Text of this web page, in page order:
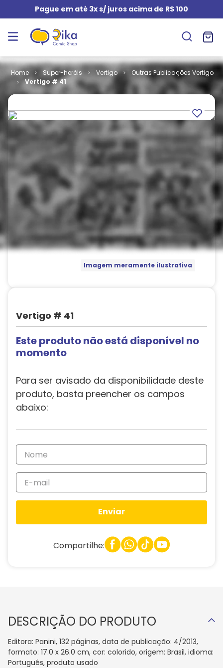
Pague em até 3x s/ juros acima de R$ 100
Super-heróis Vertigo
Outras Publicações Vertigo
Vertigo # 41
Imagem meramente ilustrativa
Vertigo # 41
Este produto não está disponível no
momento
Para ser avisado da disponibilidade deste
produto, basta preencher os campos
abaixo:
Enviar
Compartilhe:
DESCRIÇÃO DO PRODUTO
Editora: Panini, 132 páginas, data de publicação: 4/2013,
formato: 17.0 x 26.0 cm, cor: colorido, origem: Brasil, idioma:
Português, produto usado